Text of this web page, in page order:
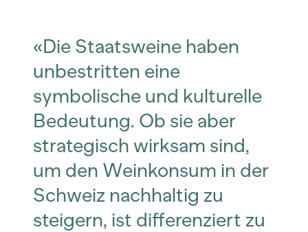
«Die Staatsweine haben
unbestritten eine
symbolische und kulturelle
Bedeutung. Ob sie aber
strategisch wirksam sind,
um den Weinkonsum in der
Schweiz nachhaltig zu
steigern, ist differenziert zu